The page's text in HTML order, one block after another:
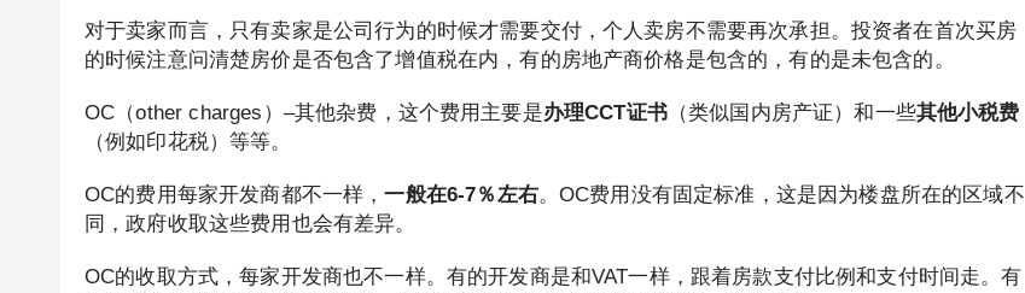
对于卖家而言，只有卖家是公司行为的时候才需要交付，个人卖房不需要再次承担。投资者在首次买房
的时候注意问清楚房价是否包含了增值税在内，有的房地产商价格是包含的，有的是未包含的。
OC（other charges）–其他杂费，这个费用主要是办理CCT证书（类似国内房产证）和一些其他小税费
（例如印花税）等等。
OC的费用每家开发商都不一样，一般在6-7％左右。OC费用没有固定标准，这是因为楼盘所在的区域不
同，政府收取这些费用也会有差异。
OC的收取方式，每家开发商也不一样。有的开发商是和VAT一样，跟着房款支付比例和支付时间走。有